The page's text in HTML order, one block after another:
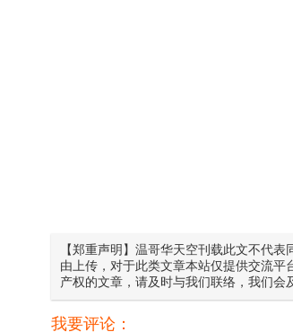
【郑重声明】温哥华天空刊载此文不代
由上传，对于此类文章本站仅提供交流
产权的文章，请及时与我们联络，我们会
我要评论：